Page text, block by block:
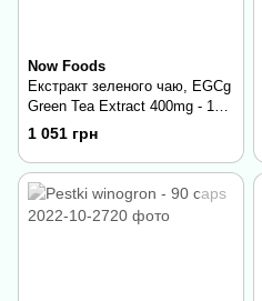
Now Foods
Екстракт зеленого чаю, EGCg
Green Tea Extract 400mg - 180
vcaps
1 051 грн